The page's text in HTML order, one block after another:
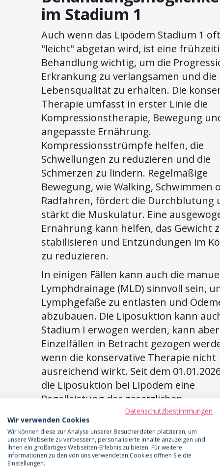
im Stadium 1
Auch wenn das Lipödem Stadium 1
"leicht" abgetan wird, ist eine
Behandlung wichtig, um die
Erkrankung zu verlangsamen und die
Lebensqualität zu erhalten. Die
Therapie umfasst in erster Linie die
Kompressionstherapie, Bewegung
angepasste Ernährung.
Kompressionsstrümpfe helfen, die
Schwellungen zu reduzieren und die
Schmerzen zu lindern. Regelmäßige
Bewegung, wie Walking, Schwimmen
Radfahren, fördert die Durchblutung
stärkt die Muskulatur. Eine
Ernährung kann helfen, das Gewicht
stabilisieren und Entzündungen im
zu reduzieren.
In einigen Fällen kann auch die
Lymphdrainage (MLD) sinnvoll sein,
Lymphgefäße zu entlasten und
abzubauen. Die Liposuktion kann
Stadium I erwogen werden, kann
Einzelfällen in Betracht gezogen
wenn die konservative Therapie nicht
ausreichend wirkt. Seit dem
die Liposuktion bei Lipödem eine
Regelleistung der gesetzlichen
Krankenkassen, wenn bestimmte
erfüllt sind. Sprich mit deiner Ärztin
die verschiedenen
Behandlungsmöglichkeiten und lass
individuell beraten.
Datenschutzbestimmungen
Wir verwenden Cookies
Wir können diese zur Analyse unserer Besucherdaten platzieren, um
unsere Webseite zu verbessern, personalisierte Inhalte anzuzeigen und
Ihnen ein großartiges Webseiten-Erlebnis zu bieten. Für weitere
Informationen zu den von uns verwendeten Cookies öffnen Sie die
Einstellungen.